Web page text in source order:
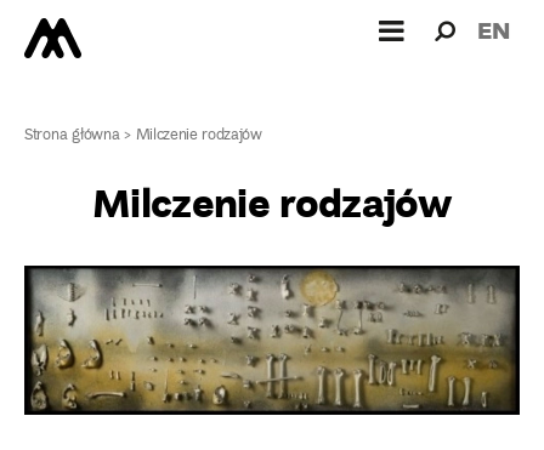
dla: EN
Strona główna> Milczenie rodzajów
Milczenie rodzajów